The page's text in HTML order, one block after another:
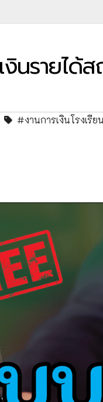
นรายได้
#งานการเงินโรงเรียน